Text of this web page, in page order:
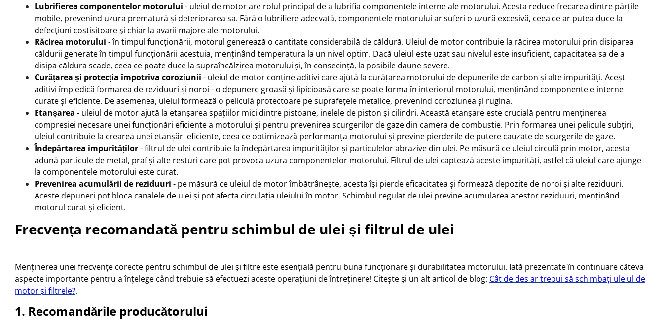
Lubrifierea componentelor motorului - uleiul de motor are rolul principal de a lubrifia componentele interne ale motorului. Acesta reduce frecarea dintre părțile
mobile, prevenind uzura prematură și deteriorarea sa. Fără o lubrifiere adecvată, componentele motorului ar suferi o uzură excesivă, ceea ce ar putea duce la
defecțiuni costisitoare și chiar la avarii majore ale motorului.
Răcirea motorului - în timpul funcționării, motorul generează o cantitate considerabilă de căldură. Uleiul de motor contribuie la răcirea motorului prin disiparea
căldurii generate în timpul funcționării acestuia, menținând temperatura la un nivel optim. Dacă uleiul este uzat sau nivelul este insuficient, capacitatea sa de a
disipa căldura scade, ceea ce poate duce la supraîncălzirea motorului și, în consecință, la posibile daune severe.
Curățarea și protecția împotriva coroziunii - uleiul de motor conține aditivi care ajută la curățarea motorului de depunerile de carbon și alte impurități. Acești
aditivi împiedică formarea de reziduuri și noroi - o depunere groasă și lipicioasă care se poate forma în interiorul motorului, menținând componentele interne
curate și eficiente. De asemenea, uleiul formează o peliculă protectoare pe suprafețele metalice, prevenind coroziunea și rugina.
Etanșarea - uleiul de motor ajută la etanșarea spațiilor mici dintre pistoane, inelele de piston și cilindri. Această etanșare este crucială pentru menținerea
compresiei necesare unei funcționări eficiente a motorului și pentru prevenirea scurgerilor de gaze din camera de combustie. Prin formarea unei pelicule subțiri,
uleiul contribuie la crearea unei etanșări eficiente, ceea ce optimizează performanța motorului și previne pierderile de putere cauzate de scurgerile de gaze.
Îndepărtarea impurităților- filtrul de ulei contribuie la îndepărtarea impurităților și particulelor abrazive din ulei. Pe măsură ce uleiul circulă prin motor, acesta
adună particule de metal, praf și alte resturi care pot provoca uzura componentelor motorului. Filtrul de ulei captează aceste impurități, astfel că uleiul care ajunge
la componentele motorului este curat.
Prevenirea acumulării de reziduuri - pe măsură ce uleiul de motor îmbătrânește, acesta își pierde eficacitatea și formează depozite de noroi și alte reziduuri.
Aceste depuneri pot bloca canalele de ulei și pot afecta circulația uleiului în motor. Schimbul regulat de ulei previne acumularea acestor reziduuri, menținând
motorul curat și eficient.
Frecvența recomandată pentru schimbul de ulei și filtrul de ulei
Menținerea unei frecvențe corecte pentru schimbul de ulei și filtre este esențială pentru buna funcționare și durabilitatea motorului. Iată prezentate în continuare câteva
aspecte importante pentru a înțelege când trebuie să efectuezi aceste operațiuni de întreținere! Citește și un alt articol de blog: Cât de des ar trebui să schimbați uleiul de
motor și filtrele?.
1. Recomandările producătorului